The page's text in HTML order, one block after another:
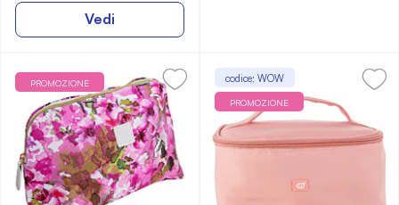
Vedi
PROMOZIONE codice: WOW
PROMOZIONE